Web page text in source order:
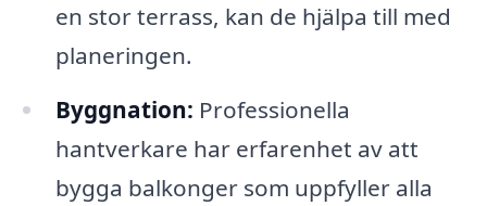
en stor terrass, kan de hjälpa till med
planeringen.
Byggnation: Professionella
hantverkare har erfarenhet av att
bygga balkonger som uppfyller alla